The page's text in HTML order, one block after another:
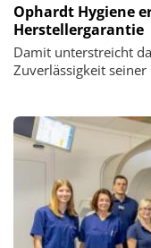
Ophardt Hygiene
Herstellergarantie
Damit unterstreicht
Zuverlässigkeit